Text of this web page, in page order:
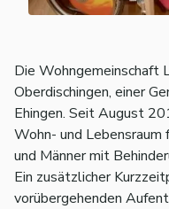
Die Wohngemeinschaft
Oberdischingen, einer
Ehingen. Seit August
Wohn- und Lebensraum
und Männer mit
Ein zusätzlicher
vorübergehenden